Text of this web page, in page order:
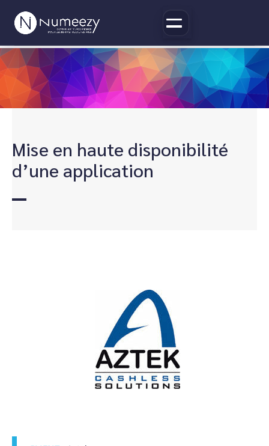
Mise en haute disponibilité
d’une application